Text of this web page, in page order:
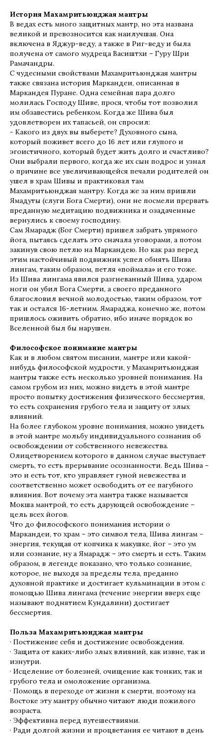
История Махамритьюнджая мантры
В ведах есть много защитных мантр, но эта названа
великой и превозносится как наилучшая. Она
включена в Яджур-веду, а также в Риг-веду и была
получена от самого мудреца Васиштхи – Гуру Шри
Рамачандры.
С чудесными свойствами Махамритьюнджая мантры
также связана история Маркандеи, описанная в
Маркандея Пуране. Одна семейная пара долго
молилась Господу Шиве, прося, чтобы тот позволил
им обзавестись ребенком. Когда же Шива был
удовлетворен их тапасьей, он спросил:
- Какого из двух вы выберете? Духовного сына,
который поживет всего до 16 лет или глупого и
эгоистичного, который будет жить долго и счастливо?
Они выбрали первого, когда же их сын подрос и узнал
о причине все увеличивающейся печали родителей он
ушел в храм Шивы и практиковал там
Махамритьюнджая мантру. Когда же за ним пришли
Ямадуты (слуги Бога Смерти), они не посмели прервать
преданную медитацию подвижника и озадаченные
вернулись к своему господину.
Сам Ямарадж (Бог Смерти) пришел забрать упрямого
йога, пытаясь сделать это сначала уговорами, а потом
закинув свою петлю на Маркандею. Но как раз перед
этим настойчивый подвижник успел обнять Шива
лингам, таким образом, петля «поймала» и его тоже.
Из Шива лингама явился разгневанный Шива, ударом
ноги он убил Бога Смерти, а своего преданного
благословил вечной молодостью, таким образом, тот
так и остался 16-летним. Ямараджа, конечно же, потом
пришлось оживить обратно, ибо иначе порядок во
Вселенной был бы нарушен.
Философское понимание мантры
Как и в любом святом писании, мантре или какой-
нибудь философской мудрости, у Махамритьюнджая
мантры также есть несколько уровней понимания. На
самом грубом из них, можно видеть в этой мантре
просто попытку достижения физического бессмертия,
то есть сохранения грубого тела и защиту от злых
влияний.
На более глубоком уровне понимания, можно увидеть
в этой мантре мольбу индивидуального сознания об
освобождении от собственного невежества.
Олицетворением которого в данном случае выступает
смерть, то есть прерывание осознанности. Ведь Шива –
это и есть тот, кто управляет гуной невежества и
соответственно может освободить от ее пагубного
влияния. Вот почему эта мантра также называется
Мокша мантрой, то есть дарующей освобождение –
цель всех йогов.
Что до философского понимания истории о
Маркандеи, то храм – это символ тела, Шива лингам –
энергия, текущая от копчика к макушке, йог – это ум
или сознание, ну а Ямарадж – это смерть и есть. Таким
образом, в легенде показано, что только сознание,
которое, не выходя за пределы тела, преданно
духовной практике и достигает кульминации в этом с
помощью Шива лингама (течение энергии вверх еще
называют поднятием Кундалини) достигает
бессмертия.
Польза Махамритьюнджая мантры
· Постижение себя и достижение освобождения.
· Защита от каких-либо злых влияний, как извне, так и
изнутри.
· Исцеление от болезней, очищение как тонких, так и
грубого тела и омоложение организма.
· Помощь в переходе от жизни к смерти, поэтому на
Востоке эту мантру обычно читают люди пожилого
возраста.
· Эффективна перед путешествиями.
· Ради долгой жизни и процветания ее читают в день